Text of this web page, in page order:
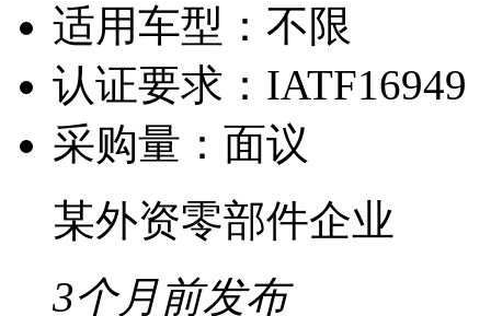
适用车型： 不限
认证要求： IATF16949
采购量： 面议
某外资零部件企业
3个月前发布